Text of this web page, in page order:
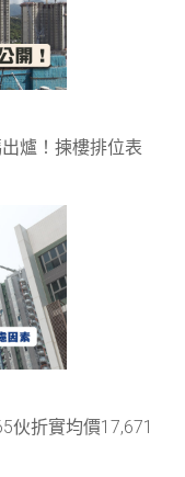
爐！揀樓排位表
伙折實均價17,671